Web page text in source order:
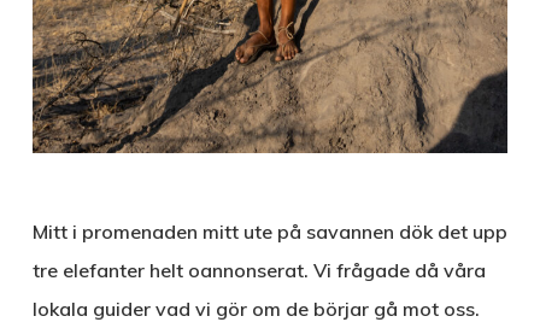
Mitt i promenaden mitt ute på savannen dök det upp
tre elefanter helt oannonserat. Vi frågade då våra
lokala guider vad vi gör om de börjar gå mot oss.